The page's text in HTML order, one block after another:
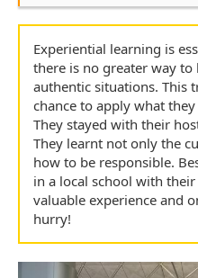
Experiential learning is
there is no greater way
authentic situations. This
chance to apply what
They stayed with their
They learnt not only the
how to be responsible.
in a local school with
valuable experience and
hurry!